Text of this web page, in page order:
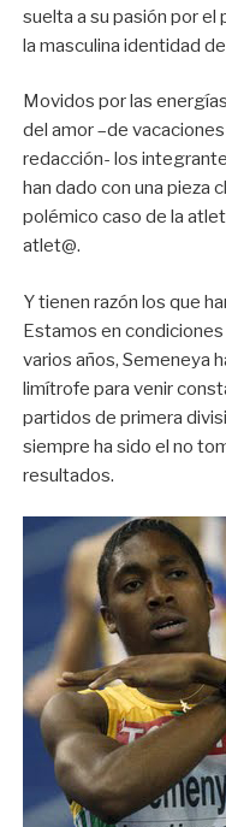
suelta a su pasión por el
la masculina identidad
Movidos por las
del amor –de
redacción- los
han dado con una pieza
polémico caso de la
atlet@.
Y tienen razón los que
Estamos en
varios años, Semeneya
limítrofe para venir
partidos de primera
siempre ha sido el no
resultados.